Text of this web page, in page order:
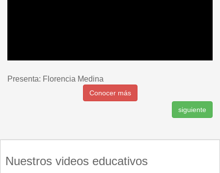
Presenta: Florencia Medina
Conocer más
siguiente
Nuestros videos educativos